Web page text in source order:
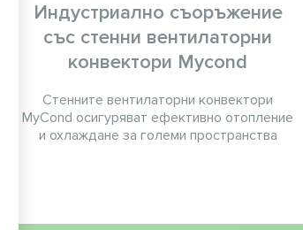
Индустриално съоръжение
със стенни вентилаторни
конвектори Mycond
Стенните вентилаторни конвектори
MyCond осигуряват ефективно отопление
и охлаждане за големи пространства